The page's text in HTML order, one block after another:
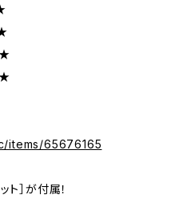
items/65676165
ト］が付属！